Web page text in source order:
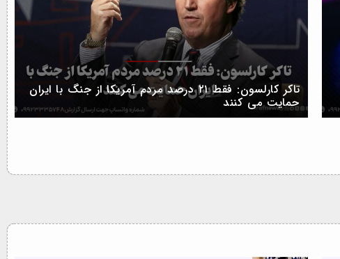
تاکر کارلسون: فقط ۲۱ درصد مردم آمریکا از جنگ با ایران
حمایت می کنند